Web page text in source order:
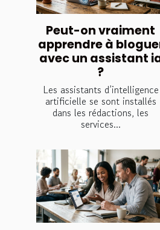
Peut-on vraiment
apprendre à
avec un assistant
?
Les assistants d’intelligence
artificielle se sont installés
dans les rédactions, les
services...